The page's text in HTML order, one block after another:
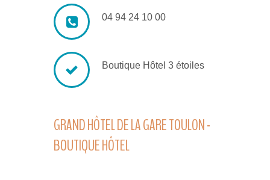
04 94 24 10 00
Boutique Hôtel 3 étoiles
GRAND HÔTEL DE LA GARE TOULON -
BOUTIQUE HÔTEL